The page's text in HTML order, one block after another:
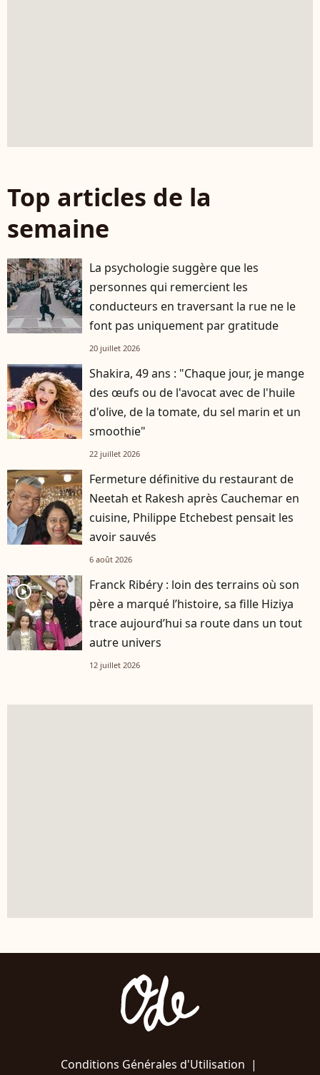
Top articles de la
semaine
La psychologie suggère que les
personnes qui remercient les
conducteurs en traversant la rue ne le
font pas uniquement par gratitude
20 juillet 2026
Shakira, 49 ans : "Chaque jour, je mange
des œufs ou de l'avocat avec de l'huile
d'olive, de la tomate, du sel marin et un
smoothie"
22 juillet 2026
Fermeture définitive du restaurant de
Neetah et Rakesh après Cauchemar en
cuisine, Philippe Etchebest pensait les
avoir sauvés
6 août 2026
player2
Franck Ribéry : loin des terrains où son
père a marqué l’histoire, sa fille Hiziya
trace aujourd’hui sa route dans un tout
autre univers
12 juillet 2026
Conditions Générales d'Utilisation |